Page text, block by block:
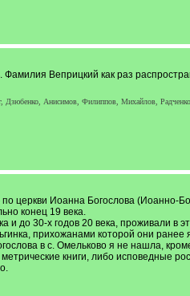
Веприцкий как раз
Дзюбенко, Анисимов, Филиппов, Михайлов,
церкви Иоанна Богослова (Иоанно-
конец 19 века.
и до 30-х годов 20 века, проживали
прихожанами которой они ранее
в с. Омельково я не нашла,
книги, либо исповедные